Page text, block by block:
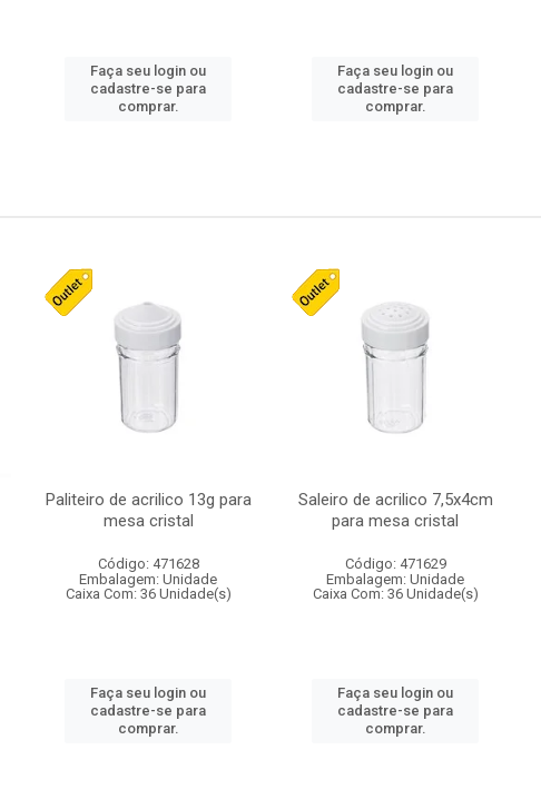
Faça seu login ou
cadastre-se para
comprar.
Faça seu login ou
cadastre-se para
comprar.
Paliteiro de acrilico 13g para
mesa cristal
Código: 471628
Embalagem: Unidade
Caixa Com: 36 Unidade(s)
Faça seu login ou
cadastre-se para
comprar.
Saleiro de acrilico 7,5x4cm
para mesa cristal
Código: 471629
Embalagem: Unidade
Caixa Com: 36 Unidade(s)
Faça seu login ou
cadastre-se para
comprar.